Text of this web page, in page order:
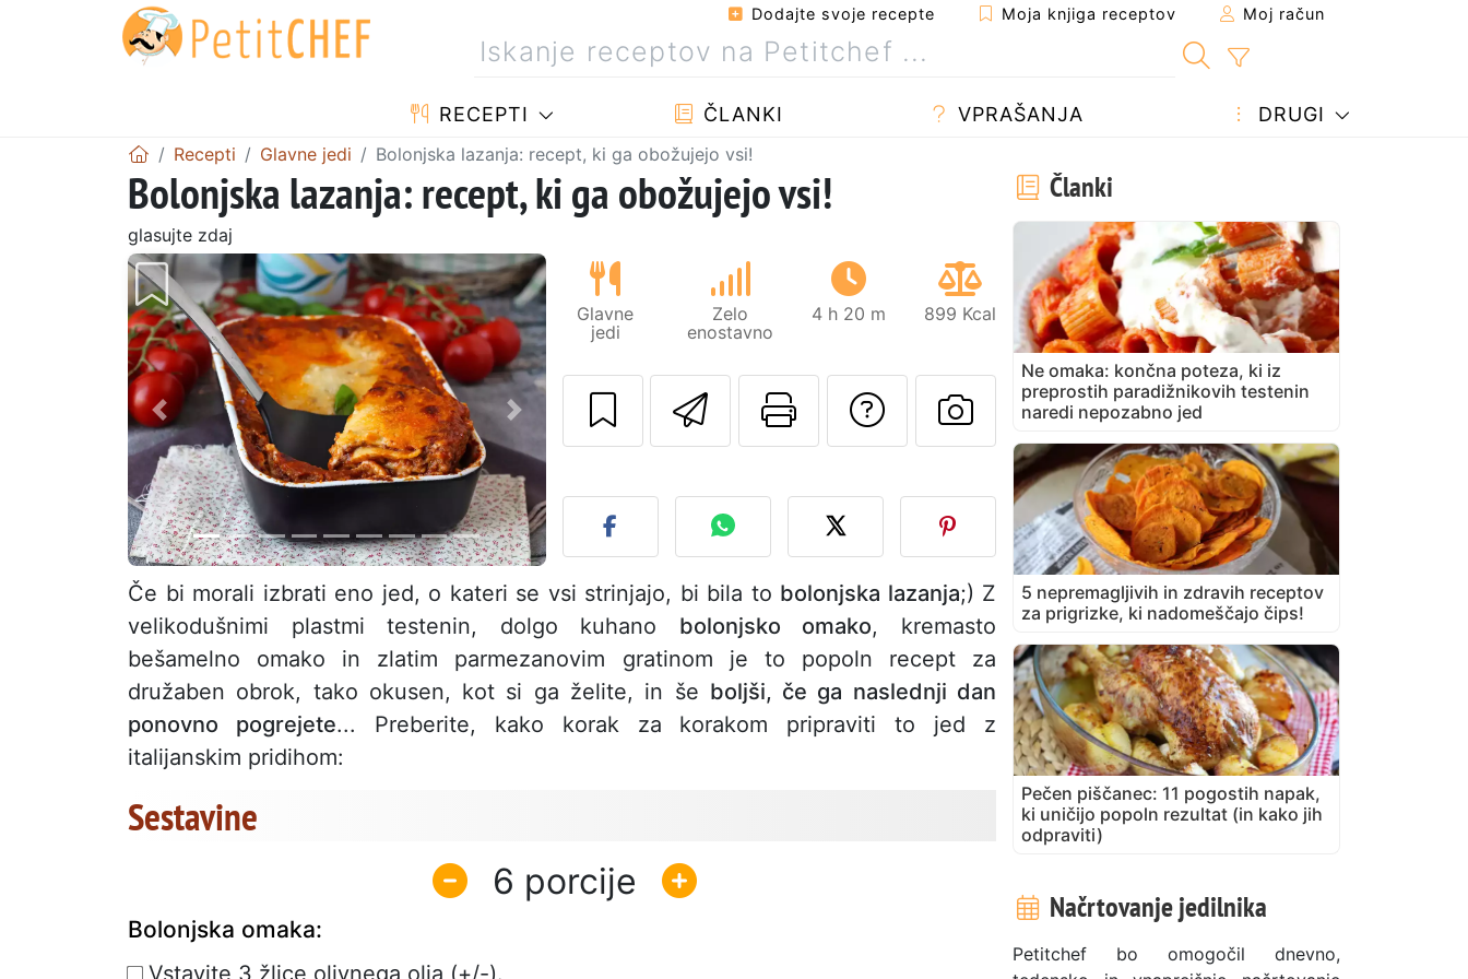
Dodajte svoje recepte Moja knjiga receptov Moj račun
RECEPTI ČLANKI VPRAŠANJA DRUGI
Recepti Glavne jedi Bolonjska lazanja: recept, ki ga obožujejo vsi!
Bolonjska lazanja: recept, ki ga obožujejo vsi!
glasujte zdaj
Prejšnji Naslednji
Glavne
jedi
Zelo
enostavno
4 h 20 m 899 Kcal
Pošlji ta recept prijatelju
Natisni to stran
Postavite vprašanje avtorju
Objavite svojo fotografijo tega
Če bi morali izbrati eno jed, o kateri se vsi strinjajo, bi bila to bolonjska lazanja;) Z
velikodušnimi plastmi testenin, dolgo kuhano bolonjsko omako, kremasto
bešamelno omako in zlatim parmezanovim gratinom je to popoln recept za
družaben obrok, tako okusen, kot si ga želite, in še boljši, če ga naslednji dan
ponovno pogrejete... Preberite, kako korak za korakom pripraviti to jed z
italijanskim pridihom:
Sestavine
6
Bolonjska omaka:
Vstavite 3 žlice olivnega olja (+/-).
Članki
Ne omaka: končna poteza, ki iz
preprostih paradižnikovih testenin
naredi nepozabno jed
5 nepremagljivih in zdravih receptov
za prigrizke, ki nadomeščajo čips!
Pečen piščanec: 11 pogostih napak,
ki uničijo popoln rezultat (in kako jih
odpraviti)
Načrtovanje jedilnika
Petitchef bo omogočil dnevno,